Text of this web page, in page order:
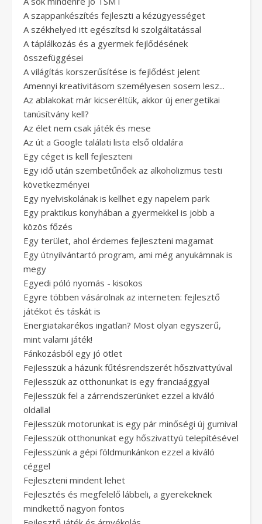
A szappankészítés fejleszti a kézügyességet
A székhelyed itt egészítsd ki szolgáltatással
A táplálkozás és a gyermek fejlődésének
összefüggései
A világítás korszerűsítése is fejlődést jelent
Amennyi kreativitásom személyesen sosem lesz...
Az ablakokat már kicseréltük, akkor új energetikai
tanúsítvány kell?
Az élet nem csak játék és mese
Az út a Google találati lista első oldalára
Egy céget is kell fejleszteni
Egy idő után szembetűnőek az alkoholizmus testi
következményei
Egy nyelviskolának is kellhet egy napelem park
Egy praktikus konyhában a gyermekkel is jobb a
közös főzés
Egy terület, ahol érdemes fejleszteni magamat
Egy útnyilvántartó program, ami még anyukámnak is
megy
Egyedi póló nyomás - kisokos
Egyre többen vásárolnak az interneten: fejlesztő
játékot és táskát is
Energiatakarékos ingatlan? Most olyan egyszerű,
mint valami játék!
Fánkozásból egy jó ötlet
Fejlesszük a házunk fűtésrendszerét hőszivattyúval
Fejlesszük az otthonunkat is egy franciaággyal
Fejlesszük fel a zárrendszerünket ezzel a kiváló
oldallal
Fejlesszük motorunkat is egy pár minőségi új gumival
Fejlesszük otthonunkat egy hőszivattyú telepítésével
Fejlesszünk a gépi földmunkánkon ezzel a kiváló
céggel
Fejleszteni mindent lehet
Fejlesztés és megfelelő lábbeli, a gyerekeknek
mindkettő nagyon fontos